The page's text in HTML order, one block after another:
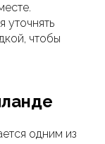
уточнять
чтобы
одним из